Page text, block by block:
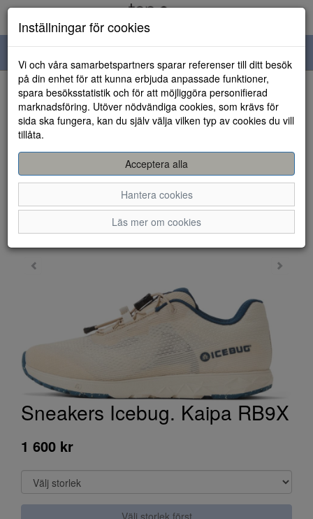
navigation
HEM
Sneakers Icebug. Kaipa RB9X
1 600 kr
Välj storlek först
Inställningar för cookies
Vi och våra samarbetspartners sparar referenser till ditt besök
på din enhet för att kunna erbjuda anpassade funktioner,
spara besöksstatistik och för att möjliggöra personifierad
marknadsföring. Utöver nödvändiga cookies, som krävs för
sida ska fungera, kan du själv välja vilken typ av cookies du vill
tillåta.
Acceptera alla
Hantera cookies
Läs mer om cookies